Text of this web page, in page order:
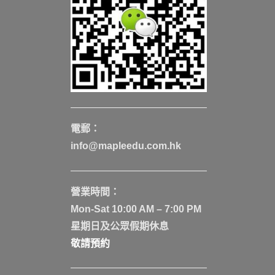
電郵：
info@mapleedu.com.hk
營業時間：
Mon-Sat 10:00 AM – 7:00 PM
星期日及公眾假期休息
敬請預約